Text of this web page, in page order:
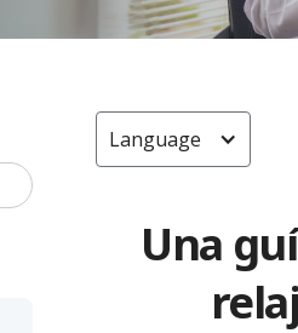
Language
Una